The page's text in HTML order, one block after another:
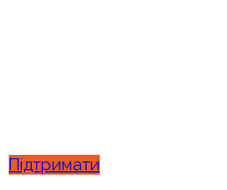
Підтримати